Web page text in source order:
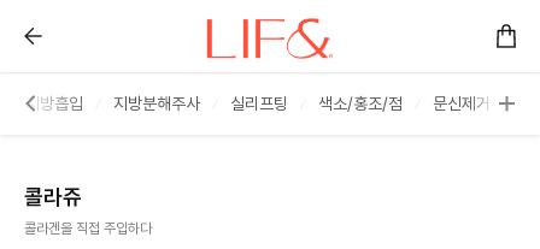
필러/콜라겐부스터 :: 리프앤의원 창원점
개 지방흡입 지방분해주사 실리프팅 색소/홍조/점 문신제거
콜라쥬
콜라겐을 직접 주입하다